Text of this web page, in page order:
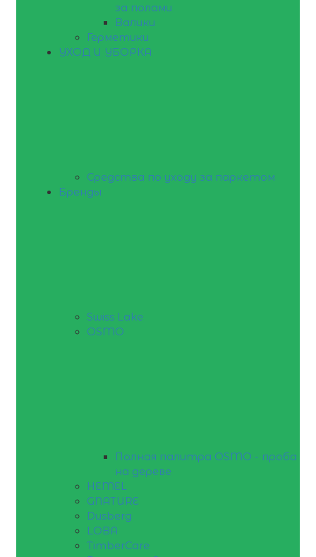
за полами
Валики
Герметики
УХОД И УБОРКА
Средства по уходу за паркетом
Бренды
Swiss Lake
OSMO
Полная палитра OSMO - проба
на дереве
HEMEL
GNATURE
Dusberg
LOBA
TimberCare